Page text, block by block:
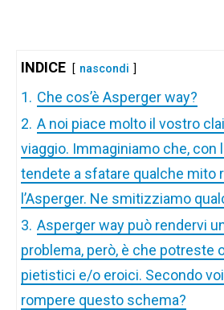
INDICE nascondi
1. Che cos’è Asperger way?
2. A noi piace molto il vostro
viaggio. Immaginiamo che, con
tendete a sfatare qualche mito
l’Asperger. Ne smitizziamo
3. Asperger way può rendervi
problema, però, è che potreste
pietistici e/o eroici. Secondo
rompere questo schema?